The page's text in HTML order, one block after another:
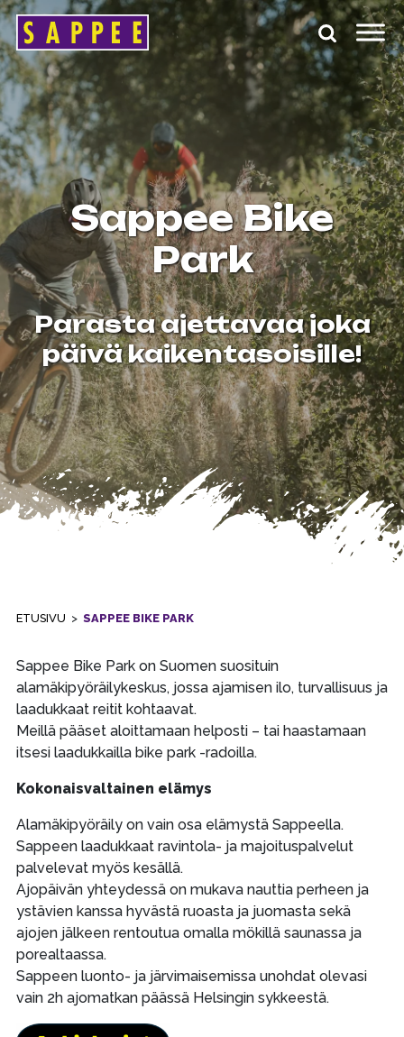
Päävalikko
Sappee Bike
Park
Parasta ajettavaa joka
päivä kaikentasoisille!
ETUSIVU > SAPPEE BIKE PARK
Sappee Bike Park on Suomen suosituin
alamäkipyöräilykeskus, jossa ajamisen ilo, turvallisuus ja
laadukkaat reitit kohtaavat.
Meillä pääset aloittamaan helposti – tai haastamaan
itsesi laadukkailla bike park -radoilla.
Kokonaisvaltainen elämys
Alamäkipyöräily on vain osa elämystä Sappeella.
Sappeen laadukkaat ravintola- ja majoituspalvelut
palvelevat myös kesällä.
Ajopäivän yhteydessä on mukava nauttia perheen ja
ystävien kanssa hyvästä ruoasta ja juomasta sekä
ajojen jälkeen rentoutua omalla mökillä saunassa ja
porealtaassa.
Sappeen luonto- ja järvimaisemissa unohdat olevasi
vain 2h ajomatkan päässä Helsingin sykkeestä.